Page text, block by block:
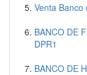
Venta
BANCO DE
DPR1
BANCO DE